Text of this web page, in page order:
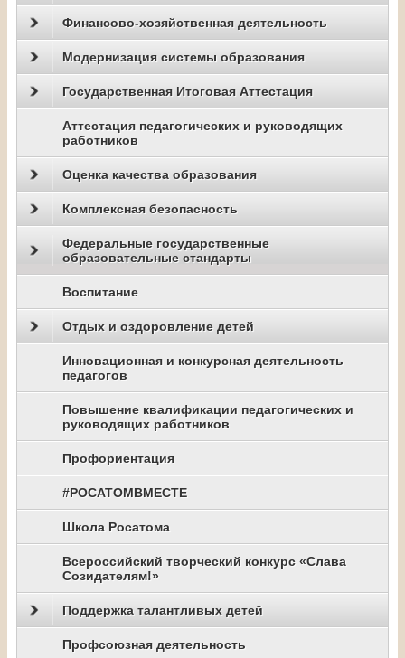
Финансово-хозяйственная деятельность
Модернизация системы образования
Государственная Итоговая Аттестация
Аттестация педагогических и руководящих
работников
Оценка качества образования
Комплексная безопасность
Федеральные государственные
образовательные стандарты
Воспитание
Отдых и оздоровление детей
Инновационная и конкурсная деятельность
педагогов
Повышение квалификации педагогических и
руководящих работников
Профориентация
#РОСАТОМВМЕСТЕ
Школа Росатома
Всероссийский творческий конкурс «Слава
Созидателям!»
Поддержка талантливых детей
Профсоюзная деятельность